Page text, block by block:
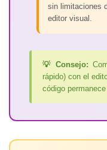
sin limitaciones
editor visual.
💡 Consejo:
rápido) con el
código